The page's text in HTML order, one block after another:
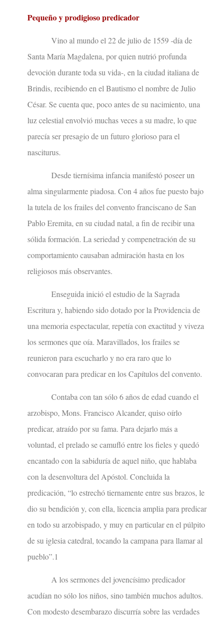
Pequeño y prodigioso predicador
Vino al mundo el 22 de julio de 1559 -día de
Santa María Magdalena, por quien nutrió profunda
devoción durante toda su vida-, en la ciudad italiana de
Brindis, recibiendo en el Bautismo el nombre de Julio
César. Se cuenta que, poco antes de su nacimiento, una
luz celestial envolvió muchas veces a su madre, lo que
parecía ser presagio de un futuro glorioso para el
nasciturus.
Desde tiernísima infancia manifestó poseer un
alma singularmente piadosa. Con 4 años fue puesto bajo
la tutela de los frailes del convento franciscano de San
Pablo Eremita, en su ciudad natal, a fin de recibir una
sólida formación. La seriedad y compenetración de su
comportamiento causaban admiración hasta en los
religiosos más observantes.
Enseguida inició el estudio de la Sagrada
Escritura y, habiendo sido dotado por la Providencia de
una memoria espectacular, repetía con exactitud y viveza
los sermones que oía. Maravillados, los frailes se
reunieron para escucharlo y no era raro que lo
convocaran para predicar en los Capítulos del convento.
Contaba con tan sólo 6 años de edad cuando el
arzobispo, Mons. Francisco Alcander, quiso oírlo
predicar, atraído por su fama. Para dejarlo más a
voluntad, el prelado se camufló entre los fieles y quedó
encantado con la sabiduría de aquel niño, que hablaba
con la desenvoltura del Apóstol. Concluida la
predicación, “lo estrechó tiernamente entre sus brazos, le
dio su bendición y, con ella, licencia amplia para predicar
en todo su arzobispado, y muy en particular en el púlpito
de su iglesia catedral, tocando la campana para llamar al
pueblo”.1
A los sermones del jovencísimo predicador
acudían no sólo los niños, sino también muchos adultos.
Con modesto desembarazo discurría sobre las verdades